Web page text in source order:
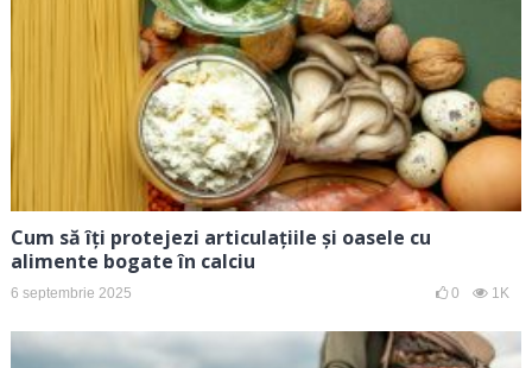
Cum să îți protejezi articulațiile și oasele cu
alimente bogate în calciu
6 septembrie 2025 0 1K